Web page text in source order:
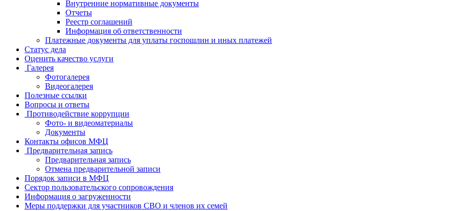
Внутренние нормативные документы
Отчеты
Реестр соглашений
Информация об ответственности
Платежные документы для уплаты госпошлин и иных платежей
Статус дела
Оценить качество услуги
Галерея
Фотогалерея
Видеогалерея
Полезные ссылки
Вопросы и ответы
Противодействие коррупции
Фото- и видеоматериалы
Документы
Контакты офисов МФЦ
Предварительная запись
Предварительная запись
Отмена предварительной записи
Порядок записи в МФЦ
Сектор пользовательского сопровождения
Информация о загруженности
Меры поддержки для участников СВО и членов их семей